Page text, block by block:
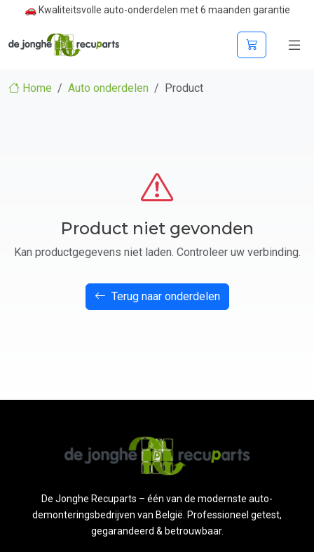
🚗 Kwaliteitsvolle auto-onderdelen met 6 maanden garantie
Home Auto onderdelen Product
Product niet gevonden
Kan productgegevens niet laden. Controleer uw verbinding.
Terug naar onderdelen
De Jonghe Recuparts – één van de modernste auto-
demonteringsbedrijven van België. Professioneel getest,
gegarandeerd & betrouwbaar.